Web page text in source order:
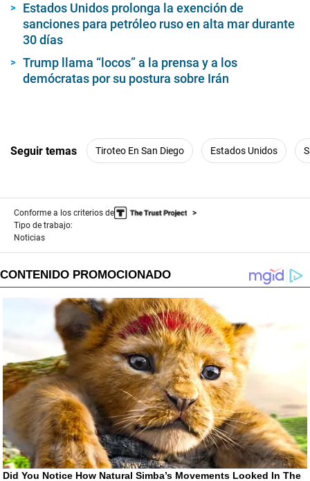
Estados Unidos prolonga la exención de
sanciones para petróleo ruso en alta mar durante
30 días
Trump llama “locos” a la prensa y a los
demócratas por su postura sobre Irán
Seguir temas Tiroteo En San Diego Estados Unidos
Conforme a los criterios de
Tipo de trabajo:
Noticias